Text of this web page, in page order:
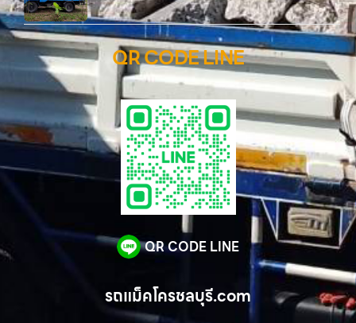
QR CODE LINE
QR CODE LINE
รถแม็คโครชลบุรี.com